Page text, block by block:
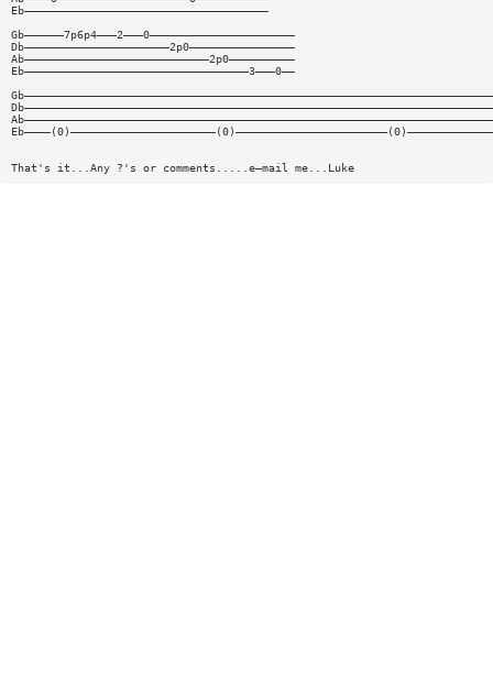
Eb—————————————————————————————————————
Gb——————7p6p4———2———0——————————————————————
Db——————————————————————2p0————————————————
Ab————————————————————————————2p0——————————
Eb——————————————————————————————————3———0——
Gb———————————————————————————————————————————————————————————————————————
Db———————————————————————————————————————————————————————————————————————
Ab———————————————————————————————————————————————————————————————————————
Eb————(0)——————————————————————(0)———————————————————————(0)—————————————
That's it...Any ?'s or comments.....e—mail me...Luke